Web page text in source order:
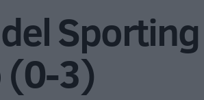
del
(0-3)